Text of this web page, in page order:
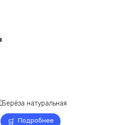
Подробнее